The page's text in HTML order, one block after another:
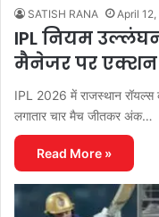
SATISH RANA April
IPL नियम
मैनेजर पर
IPL 2026 में राजस्थान रॉयल्स
लगातार चार मैच जीतकर अंक…
Read More »